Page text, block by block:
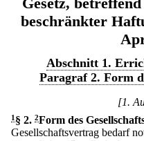
beschränkter
Abschnitt 1.
Paragraf 2. Form
[1.
1 § 2. 2Form des
Gesellschaftsvertrag bedarf